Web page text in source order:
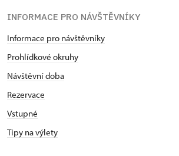
INFORMACE PRO NÁVŠTĚVNÍKY
Informace pro návštěvníky
Prohlídkové okruhy
Návštěvní doba
Rezervace
Vstupné
Tipy na výlety